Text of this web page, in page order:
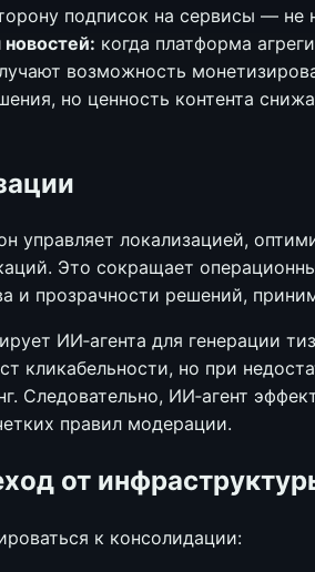
подписок на сервисы — не
когда платформа
возможность
но ценность контента
управляет локализацией,
Это сокращает
и прозрачности решений,
ИИ‑агента для генерации
кликабельности, но при
Следовательно, ИИ‑агент
правил модерации.
от
к консолидации: